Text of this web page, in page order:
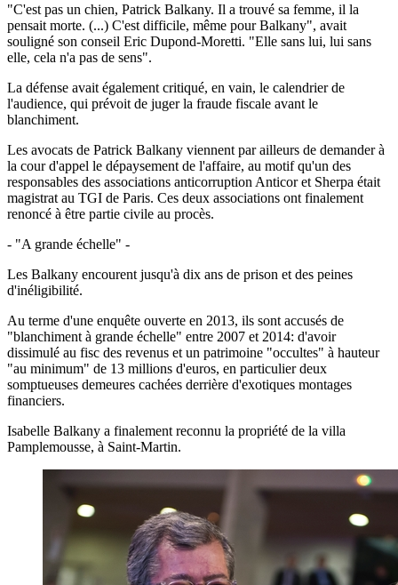
"C'est pas un chien, Patrick Balkany. Il a trouvé sa femme, il la
pensait morte. (...) C'est difficile, même pour Balkany", avait
souligné son conseil Eric Dupond-Moretti. "Elle sans lui, lui sans
elle, cela n'a pas de sens".
La défense avait également critiqué, en vain, le calendrier de
l'audience, qui prévoit de juger la fraude fiscale avant le
blanchiment.
Les avocats de Patrick Balkany viennent par ailleurs de demander à
la cour d'appel le dépaysement de l'affaire, au motif qu'un des
responsables des associations anticorruption Anticor et Sherpa était
magistrat au TGI de Paris. Ces deux associations ont finalement
renoncé à être partie civile au procès.
- "A grande échelle" -
Les Balkany encourent jusqu'à dix ans de prison et des peines
d'inéligibilité.
Au terme d'une enquête ouverte en 2013, ils sont accusés de
"blanchiment à grande échelle" entre 2007 et 2014: d'avoir
dissimulé au fisc des revenus et un patrimoine "occultes" à hauteur
"au minimum" de 13 millions d'euros, en particulier deux
somptueuses demeures cachées derrière d'exotiques montages
financiers.
Isabelle Balkany a finalement reconnu la propriété de la villa
Pamplemousse, à Saint-Martin.